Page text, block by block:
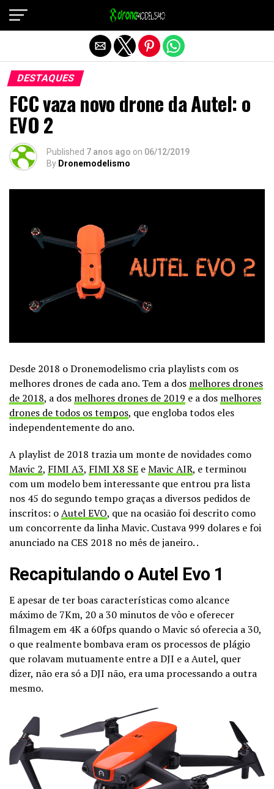
DESTAQUES
FCC vaza novo drone da Autel: o
EVO 2
Published 7 anos ago on 06/12/2019
By Dronemodelismo
Desde 2018 o Dronemodelismo cria playlists com os
melhores drones de cada ano. Tem a dos melhores drones
de 2018, a dos melhores drones de 2019 e a dos melhores
drones de todos os tempos, que engloba todos eles
independentemente do ano.
A playlist de 2018 trazia um monte de novidades como
Mavic 2, FIMI A3, FIMI X8 SE eMavic AIR, e terminou
com um modelo bem interessante que entrou pra lista
nos 45 do segundo tempo graças a diversos pedidos de
inscritos: oAutel EVO, que na ocasião foi descrito como
um concorrente da linha Mavic. Custava 999 dolares e foi
anunciado na CES 2018 no mês de janeiro. .
Recapitulando o Autel Evo 1
E apesar de ter boas características como alcance
máximo de 7Km, 20 a 30 minutos de vôo e oferecer
filmagem em 4K a 60fps quando o Mavic só oferecia a 30,
o que realmente bombava eram os processos de plágio
que rolavam mutuamente entre a DJI e a Autel, quer
dizer, não era só a DJI não, era uma processando a outra
mesmo.
Sair da versão mobile